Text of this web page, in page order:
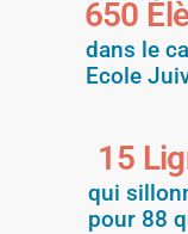
dans le
Ecole
650
qui
pour 88
15